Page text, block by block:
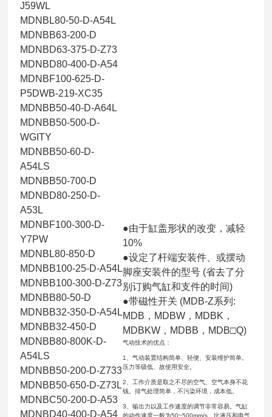
J59WL
MDNBL80-50-D-A54L
MDNBB63-200-D
MDNBD63-375-D-Z73
MDNBD80-400-D-A54
MDNBF100-625-D-
P5DWB-219-XC35
MDNBB50-40-D-A64L
MDNBB50-500-D-
WGITY
MDNBB50-60-D-
A54LS
MDNBB50-700-D
MDNBD80-250-D-
A53L
MDNBF100-300-D-
Y7PW
MDNBL80-850-D
MDNBB100-25-D-A54L
MDNBB100-300-D-Z73
MDNBB80-50-D
MDNBB32-350-D-A54L
MDNBB32-450-D
MDNBB80-800K-D-
A54LS
MDNBB50-200-D-Z733
MDNBB50-650-D-Z73L
MDNBC50-200-D-A53
MDNBD40-400-D-A54
●由于缸盖形状的改变，减轻
10%
●设定了杆端安装件、或摆动
脚座安装件的型号 (省去了分
别订购气缸和支件的时间)
●带磁性开关 (MDB-Z系列:
MDB，MDBW，MDBK，
MDBKW，MDBB，MDB□Q)
气动技术的优点：
1、气动装置结构简单、轻便、安装维护简单。
压力等级低、故使用安全。
2、工作介质是取之不尽的空气、空气本身不花
钱。排气处理简单，不污染环境，成本低。
3、输出力以及工作速度的调节非常容易。气缸
的动作速度一般为50~500mm/s，比液压和电气